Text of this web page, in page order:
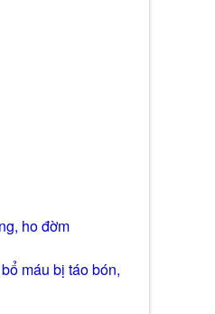
ho đờm
máu bị táo bón,